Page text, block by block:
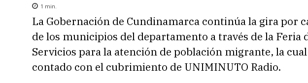
1 min.
La Gobernación de Cundinamarca continúa la gira por
de los municipios del departamento a través de la Feria
Servicios para la atención de población migrante, la
contado con el cubrimiento de UNIMINUTO Radio.